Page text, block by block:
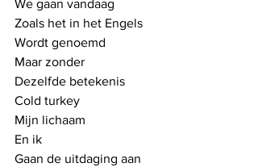
We gaan vandaag
Zoals het in het Engels
Wordt genoemd
Maar zonder
Dezelfde betekenis
Cold turkey
Mijn lichaam
En ik
Gaan de uitdaging aan